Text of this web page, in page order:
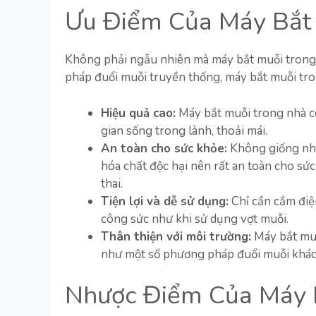
Ưu Điểm Của Máy
Không phải ngẫu nhiên mà máy bắt muỗi
pháp đuổi muỗi truyền thống, máy bắt muỗi
Hiệu quả cao: Máy bắt muỗi trong nhà
gian sống trong lành, thoải mái.
An toàn cho sức khỏe: Không giống
hóa chất độc hại nên rất an toàn cho
thai.
Tiện lợi và dễ sử dụng: Chỉ cần cắm
công sức như khi sử dụng vợt muỗi.
Thân thiện với môi trường: Máy bắt
như một số phương pháp đuổi muỗi
Nhược Điểm Của